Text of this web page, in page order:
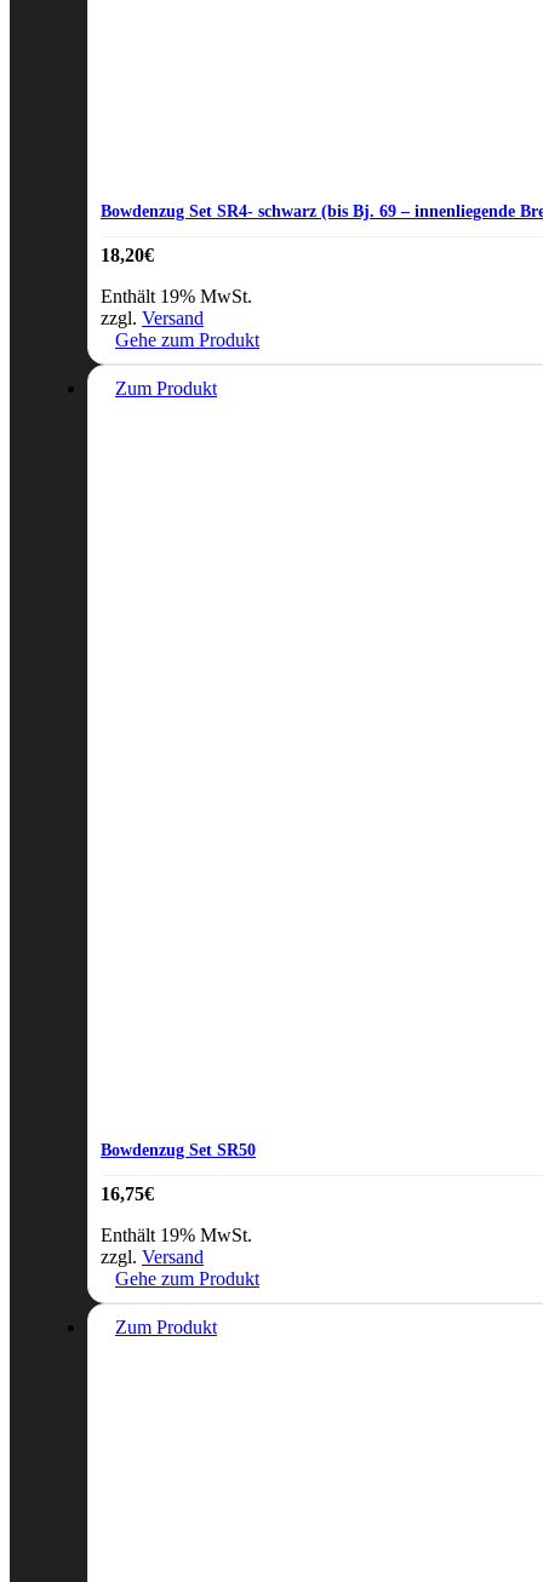
Bowdenzug Set SR4- schwarz (bis Bj. 69 – innenliegende
18,20€
Enthält 19% MwSt.
zzgl. Versand
Gehe zum Produkt
Zum Produkt
Bowdenzug Set SR50
16,75€
Enthält 19% MwSt.
zzgl. Versand
Gehe zum Produkt
Zum Produkt